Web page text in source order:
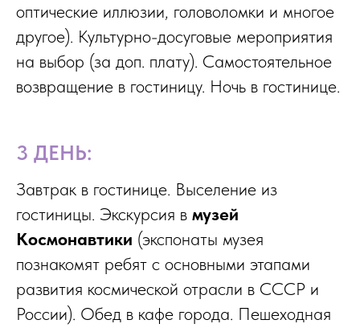
оптические иллюзии, головоломки и многое
другое). Культурно-досуговые мероприятия
на выбор (за доп. плату). Самостоятельное
возвращение в гостиницу. Ночь в гостинице.
3 ДЕНЬ:
Завтрак в гостинице. Выселение из
гостиницы. Экскурсия в музей
Космонавтики (экспонаты музея
познакомят ребят с основными этапами
развития космической отрасли в СССР и
России). Обед в кафе города. Пешеходная